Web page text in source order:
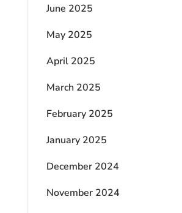
June 2025
May 2025
April 2025
March 2025
February 2025
January 2025
December 2024
November 2024